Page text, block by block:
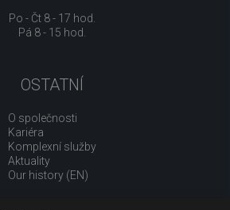
Po - Čt 8 - 17 hod.
Pá 8 - 15 hod.
OSTATNÍ
O společnosti
Kariéra
Komplexní služby
Aktuality
Our history (EN)